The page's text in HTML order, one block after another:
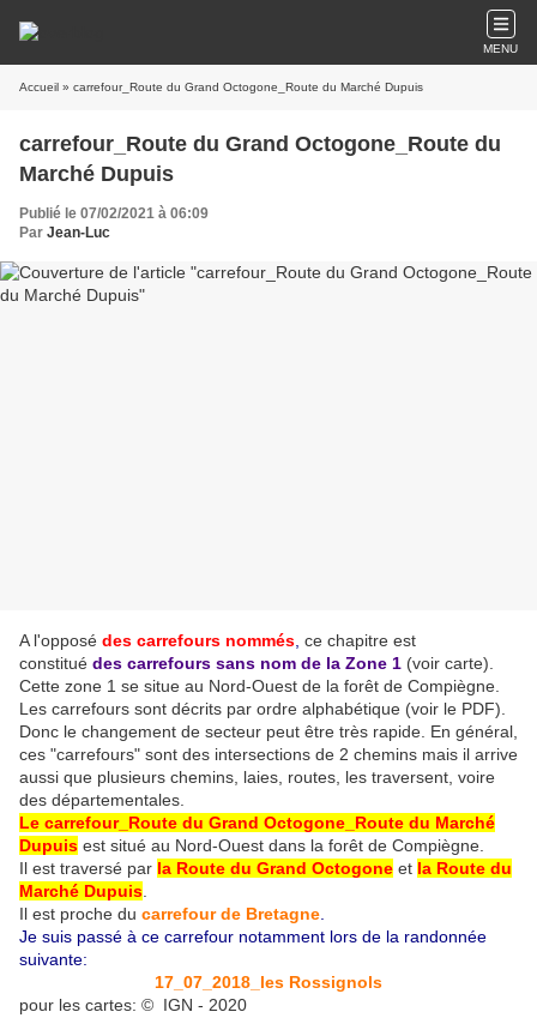
MENU
Accueil » carrefour_Route du Grand Octogone_Route du Marché Dupuis
carrefour_Route du Grand Octogone_Route du
Marché Dupuis
Publié le 07/02/2021 à 06:09
Par Jean-Luc
A l'opposé des carrefours nommés ce chapitre est
constitué des carrefours sans nom de la Zone 1 (voir carte)
Cette zone 1 se situe au Nord-Ouest de la forêt de Compiègne.
Les carrefours sont décrits par ordre alphabétique (voir le PDF).
Donc le changement de secteur peut être très rapide. En général,
ces "carrefours" sont des intersections de 2 chemins mais il arrive
aussi que plusieurs chemins, laies, routes, les traversent, voire
des départementales.
Le carrefour_Route du Grand Octogone_Route du Marché
Dupuis est situé au Nord-Ouest dans la forêt de Compiègne.
Il est traversé par la Route du Grand Octogone et la Route du
Marché Dupuis
Il est proche du carrefour de Bretagne
Je suis passé à ce carrefour notamment lors de la randonnée
suivante:
17_07_2018_les Rossignols
pour les cartes: © IGN - 2020